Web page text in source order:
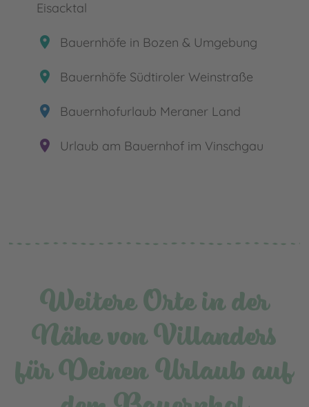
Eisacktal
place Bauernhöfe in Bozen & Umgebung
place Bauernhöfe Südtiroler Weinstraße
place Bauernhofurlaub Meraner Land
place Urlaub am Bauernhof im Vinschgau
Weitere Orte in der
Nähe von Villanders
für Deinen Urlaub auf